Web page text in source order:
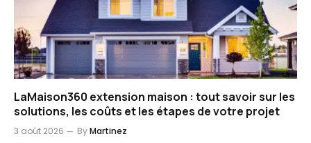
LaMaison360 extension maison : tout savoir sur les
solutions, les coûts et les étapes de votre projet
3 août 2026 ByMartinez